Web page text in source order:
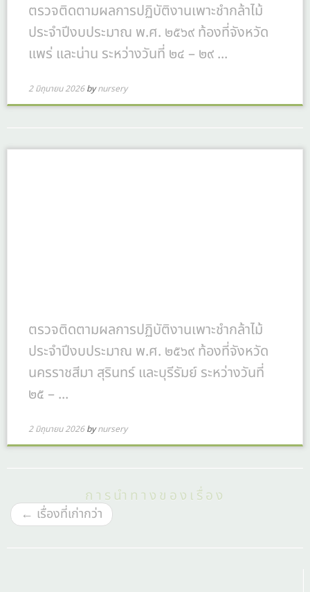
ตรวจติดตามผลการปฏิบัติงานเพาะชำกล้าไม้
ประจำปีงบประมาณ พ.ศ. ๒๕๖๙ ท้องที่จังหวัด
แพร่ และน่าน ระหว่างวันที่ ๒๔ – ๒๙ ...
2 มิถุนายน 2026 bynursery
ตรวจติดตามผลการปฏิบัติงานเพาะชำกล้าไม้
ประจำปีงบประมาณ พ.ศ. ๒๕๖๙ ท้องที่จังหวัด
นครราชสีมา สุรินทร์ และบุรีรัมย์ ระหว่างวันที่
๒๕ – ...
2 มิถุนายน 2026 bynursery
การนำทางของเรื่อง
← เรื่องที่เก่ากว่า